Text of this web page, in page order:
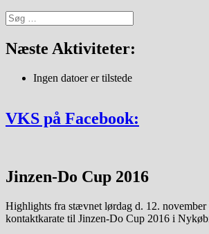
Søg
efter:
Næste Aktiviteter:
Ingen datoer er tilstede
VKS på Facebook:
Jinzen-Do Cup 2016
Highlights fra stævnet lørdag d. 12.
kontaktkarate til Jinzen-Do Cup 2016 i